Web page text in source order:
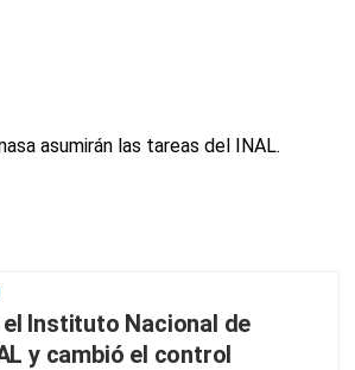
Instituto Nacional de
y cambió el control